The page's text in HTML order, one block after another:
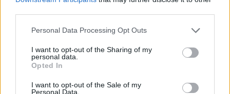
Please note that this website/app uses one or more Google
not limited to your visit or usage behaviour. You may click to
grant or deny consent to Google and its third-party tags to
use your data for below specified purposes in below Google
consent section.
Personal Data Processing Opt Outs
I want to opt-out of the Sharing of my
personal data.
Opted In
I want to opt-out of the Sale of my
Personal Data.